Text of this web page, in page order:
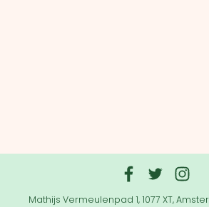
Mathijs Vermeulenpad 1, 1077 XT,